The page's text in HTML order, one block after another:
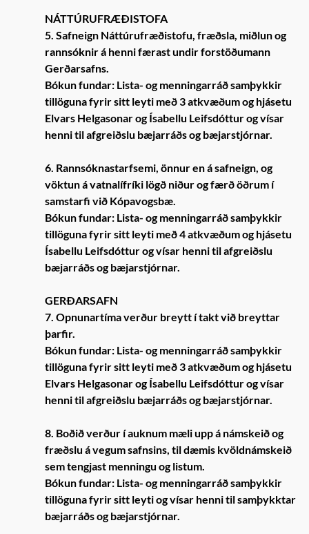
NÁTTÚRUFRÆÐISTOFA
5. Safneign Náttúrufræðistofu, fræðsla, miðlun og
rannsóknir á henni færast undir forstöðumann
Gerðarsafns.
Bókun fundar: Lista- og menningarráð samþykkir
tillöguna fyrir sitt leyti með 3 atkvæðum og hjásetu
Elvars Helgasonar og Ísabellu Leifsdóttur og vísar
henni til afgreiðslu bæjarráðs og bæjarstjórnar.
6. Rannsóknastarfsemi, önnur en á safneign, og
vöktun á vatnalífríki lögð niður og færð öðrum í
samstarfi við Kópavogsbæ.
Bókun fundar: Lista- og menningarráð samþykkir
tillöguna fyrir sitt leyti með 4 atkvæðum og hjásetu
Ísabellu Leifsdóttur og vísar henni til afgreiðslu
bæjarráðs og bæjarstjórnar.
GERÐARSAFN
7. Opnunartíma verður breytt í takt við breyttar
þarfir.
Bókun fundar: Lista- og menningarráð samþykkir
tillöguna fyrir sitt leyti með 3 atkvæðum og hjásetu
Elvars Helgasonar og Ísabellu Leifsdóttur og vísar
henni til afgreiðslu bæjarráðs og bæjarstjórnar.
8. Boðið verður í auknum mæli upp á námskeið og
fræðslu á vegum safnsins, til dæmis kvöldnámskeið
sem tengjast menningu og listum.
Bókun fundar: Lista- og menningarráð samþykkir
tillöguna fyrir sitt leyti og vísar henni til samþykktar
bæjarráðs og bæjarstjórnar.